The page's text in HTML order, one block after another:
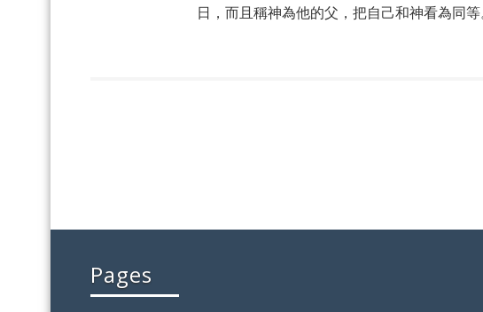
日，而且稱神為他的父，把自己和神看為同等
Pages